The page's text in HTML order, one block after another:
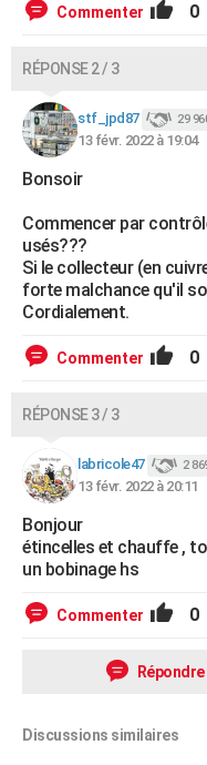
FORUMCommenter 0
RÉPONSE 2 / 3
stf_jpd87 29
13 févr. 2022 à 19:04
Bonsoir
Commencer par
usés???
Si le collecteur (en
forte malchance qu'il
Cordialement.
Commenter 0
RÉPONSE 3 / 3
labricole47 2
13 févr. 2022 à 20:11
Bonjour
étincelles et chauffe ,
un bobinage hs
Commenter 0
Répondre
Discussions similaires